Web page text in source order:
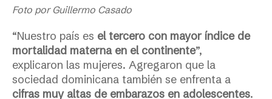
Foto por Guillermo Casado
“Nuestro país es el tercero con mayor índice de
mortalidad materna en el continente”,
explicaron las mujeres. Agregaron que la
sociedad dominicana también se enfrenta a
cifras muy altas de embarazos en adolescentes.